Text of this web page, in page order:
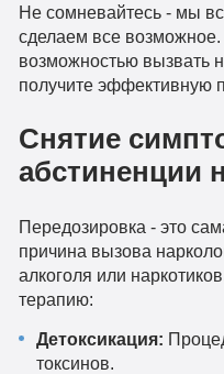
Не сомневайтесь - мы
сделаем все возможное.
возможностью вызвать
получите эффективную
Снятие
абстиненции
Передозировка - это
причина вызова
алкоголя или
терапию:
Детоксикация:
токсинов.